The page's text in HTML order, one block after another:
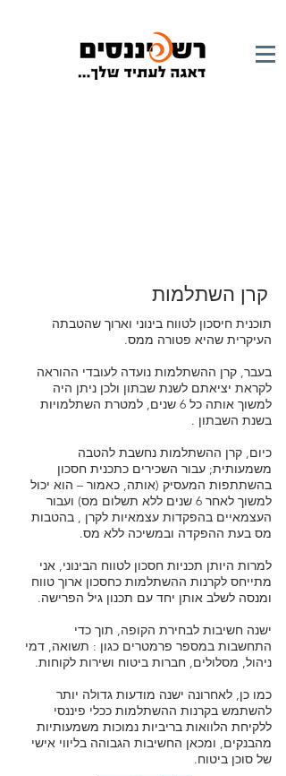
קרן השתלמות
תוכנית חיסכון לטווח בינוני וארוך שהטבתה
העיקרית שהיא פטורה ממס.
בעבר, קרן ההשתלמות נועדה לעובדי ההוראה
לקראת יציאתם לשנת שבתון ולכן ניתן היה
למשוך אותה כל 6 שנים, למטרת השתלמויות
בשנת השבתון .
כיום, קרן ההשתלמות נחשבת להטבה
משמעותית; עבור השכירים כתכנית חסכון
בהשתתפות המעסיק (אותה, כאמור – הוא יכול
למשוך לאחר 6 שנים ללא תשלום מס) ועבור
העצמאיים בהפקדות עצמאיות לקרן , בהטבות
מס בעת ההפקדה ובמשיכה ללא מס.
למרות היותן תכניות חסכון לטווח הבינוני, אני
מתייחס לקרנות ההשתלמות כחסכון ארוך טווח
ומנסה לשלב אותן יחד עם תכנון גיל הפרישה.
ישנה חשיבות לבחירת הקופה, תוך כדי
התחשבות במספר פרמטרים כגון : תשואה, דמי
ניהול, מסלולים, חברות ביטוח ושירות לקוחות.
כמו כן, לאחרונה ישנה מודעות גדולה יותר
להשתמש בקרנות ההשתלמות ככלי פיננסי
ללקיחת הלוואות בריביות נמוכות משמעותיות
מהבנקים, ומכאן החשיבות הגבוהה בליווי אישי
של סוכן ביטוח.